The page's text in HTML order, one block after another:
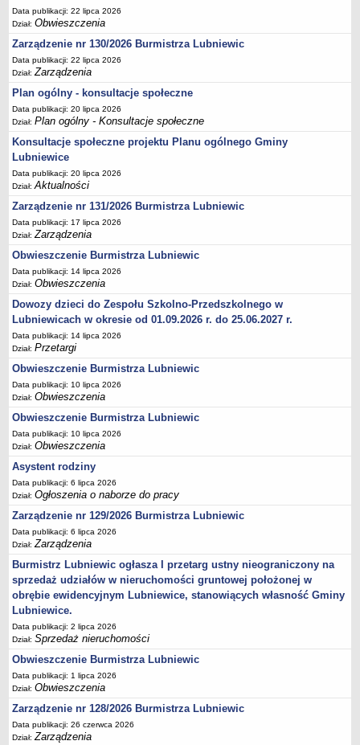
Składy Komisji
Terminy posiedzeń Komisji
Plan pracy Komisji Rewizyjnej
Plan pracy pozostałych Komisji
Oświadczenia majątkowe
Interpelacje radnych wraz z odpowiedziami
Zapytania radnych wraz z odpowiedziami
JEDNOSTKI ORGANIZACYJNE
Biblioteka - Centrum Kultury
Zespół Szkolno-Przedszkolny
Miejsko-Gminny Ośrodek Pomocy Społecznej
Środowiskowy Dom Samopomocy
MAJĄTEK I FINANSE
Budżet Gminy
Majątek Gminy
Sprawozdania z wykonania budżetu - kwartalne
Sprawozdania z wykonania budżetu - półroczne, roczne
Umorzenia, odroczenia, raty
Pomoc publiczna
Budżet obywatelski
Majątek jednostek podległych
Koszt wychowania przedszkolnego
Stawki czynszów najmu lokali mieszkalnych
PRZETARGI
Zamówienia publiczne
Sprzedaż mienia
Sprzedaż nieruchomości
Zapytania ofertowe
Plan zamówień publicznych
Statut
Uchwały Rady Miejskiej
Zarządzenia Burmistrza
Data publikacji: 22 lipca 2026
Dział:Obwieszczenia
Zarządzenie nr 130/2026 Burmistrza Lubniewic
Data publikacji: 22 lipca 2026
Dział:Zarządzenia
Plan ogólny - konsultacje społeczne
Data publikacji: 20 lipca 2026
Dział:Plan ogólny - Konsultacje społeczne
Konsultacje społeczne projektu Planu ogólnego Gminy
Lubniewice
Data publikacji: 20 lipca 2026
Dział:Aktualności
Zarządzenie nr 131/2026 Burmistrza Lubniewic
Data publikacji: 17 lipca 2026
Dział:Zarządzenia
Obwieszczenie Burmistrza Lubniewic
Data publikacji: 14 lipca 2026
Dział:Obwieszczenia
Dowozy dzieci do Zespołu Szkolno-Przedszkolnego w
Lubniewicach w okresie od 01.09.2026 r. do 25.06.2027 r.
Data publikacji: 14 lipca 2026
Dział:Przetargi
Obwieszczenie Burmistrza Lubniewic
Data publikacji: 10 lipca 2026
Dział:Obwieszczenia
Obwieszczenie Burmistrza Lubniewic
Data publikacji: 10 lipca 2026
Dział:Obwieszczenia
Asystent rodziny
Data publikacji: 6 lipca 2026
Dział:Ogłoszenia o naborze do pracy
Zarządzenie nr 129/2026 Burmistrza Lubniewic
Data publikacji: 6 lipca 2026
Dział:Zarządzenia
Burmistrz Lubniewic ogłasza I przetarg ustny nieograniczony na
sprzedaż udziałów w nieruchomości gruntowej położonej w
obrębie ewidencyjnym Lubniewice, stanowiących własność Gminy
Lubniewice.
Data publikacji: 2 lipca 2026
Dział:Sprzedaż nieruchomości
Obwieszczenie Burmistrza Lubniewic
Data publikacji: 1 lipca 2026
Dział:Obwieszczenia
Zarządzenie nr 128/2026 Burmistrza Lubniewic
Data publikacji: 26 czerwca 2026
Dział:Zarządzenia